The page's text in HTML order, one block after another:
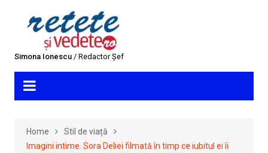
Simona Ionescu/ Redactor Șef
Home
Stil de viață
Imagini intime. Sora Deliei filmată în timp ce iubitul ei îi